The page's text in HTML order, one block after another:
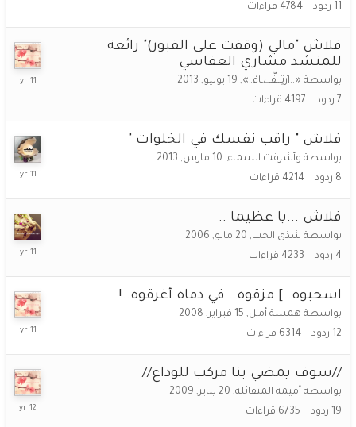
11 ردود 4784 قراءات
فلاش "مالي (وقفت على القبور)" رائعة
للمنشد مشاري العفاسي
بواسطة «..ارْتِـــقَّـےـاءْ..», 19 يوليو, 2013
7 ردود 4197 قراءات
26
فلاش " راقب نفسك في الخلوات "
بواسطة وأشرقت السماء, 10 مارس, 2013
8 ردود 4214 قراءات
19
فلاش ...يا عظيما ..
بواسطة شذى الحب, 20 مايو, 2006
4 ردود 4233 قراءات
18
2014
اسحبوه..] مزقوه.. في دماه أغرقوه..!
بواسطة همسة أمـل, 15 فبراير, 2008
12 ردود 6314 قراءات
15
//سوف يمضي بنا مركب للوداع//
بواسطة أميمة المتفائلة, 20 يناير, 2009
19 ردود 6735 قراءات
6